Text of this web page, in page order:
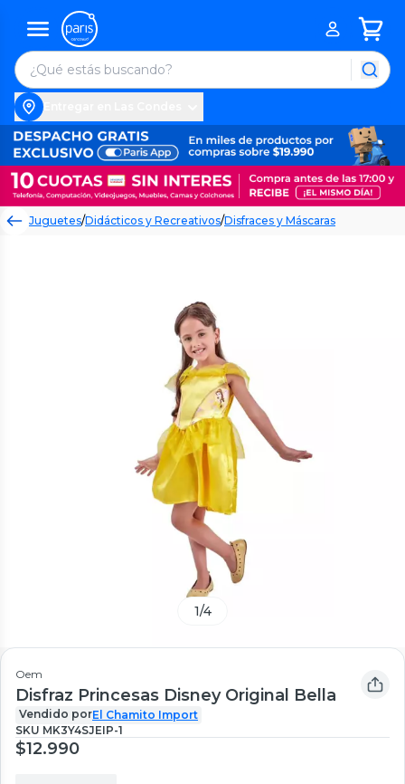
Juguetes/Didácticos y Recreativos/Disfraces y Máscaras
1/4
Oem
Disfraz Princesas Disney Original Bella
Vendido porEl Chamito Import
SKU MK3Y4SJEIP-1
$12.990